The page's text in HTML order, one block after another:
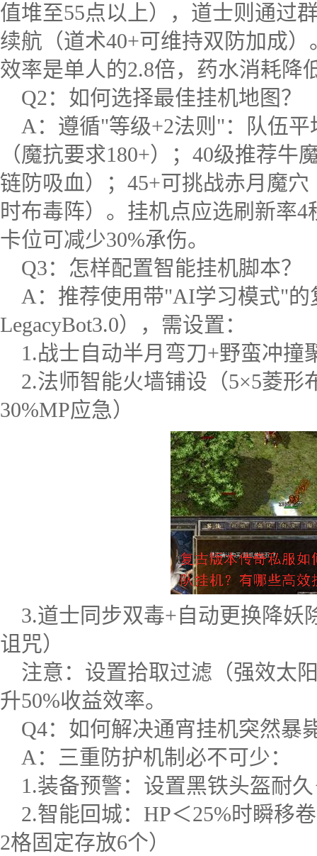
值堆至55点以上），道士则通过
续航（道术40+可维持双防加成
效率是单人的2.8倍，药水消耗降
Q2：如何选择最佳挂机地图？
A：遵循"等级+2法则"：队伍
（魔抗要求180+）；40级推荐牛
链防吸血）；45+可挑战赤月魔
时布毒阵）。挂机点应选刷新率
卡位可减少30%承伤。
Q3：怎样配置智能挂机脚本？
A：推荐使用带"AI学习模式"的
LegacyBot3.0），需设置：
1.战士自动半月弯刀+野蛮冲撞
2.法师智能火墙铺设（5×5菱形
30%MP应急）
3.道士同步双毒+自动更换降妖
诅咒）
注意：设置拾取过滤（强效太
升50%收益效率。
Q4：如何解决通宵挂机突然暴
A：三重防护机制必不可少：
1.装备预警：设置黑铁头盔耐
2.智能回城：HP＜25%时瞬移
2格固定存放6个）